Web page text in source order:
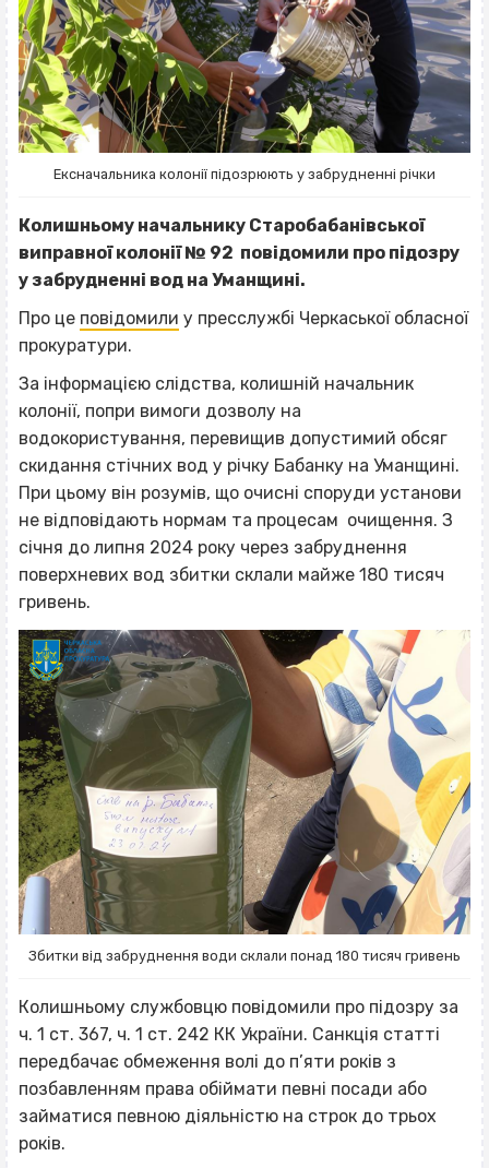
Ексначальника колонії підозрюють у забрудненні річки
Колишньому начальнику Старобабанівської
виправної колонії № 92 повідомили про підозру
у забрудненні вод на Уманщині.
Про це повідомили у пресслужбі Черкаської обласної
прокуратури.
За інформацією слідства, колишній начальник
колонії, попри вимоги дозволу на
водокористування, перевищив допустимий обсяг
скидання стічних вод у річку Бабанку на Уманщині.
При цьому він розумів, що очисні споруди установи
не відповідають нормам та процесам очищення. З
січня до липня 2024 року через забруднення
поверхневих вод збитки склали майже 180 тисяч
гривень.
Збитки від забруднення води склали понад 180 тисяч гривень
Колишньому службовцю повідомили про підозру за
ч. 1 ст. 367, ч. 1 ст. 242 КК України. Санкція статті
передбачає обмеження волі до п’яти років з
позбавленням права обіймати певні посади або
займатися певною діяльністю на строк до трьох
років.